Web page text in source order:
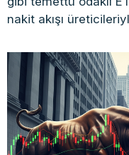
nakit akışı